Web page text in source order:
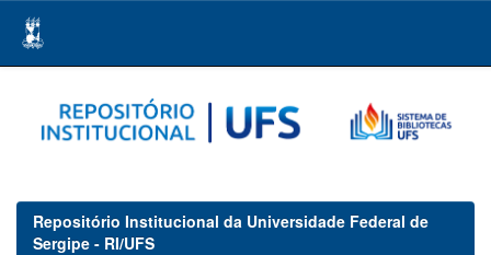
navigation
Repositório Institucional da Universidade Federal de
Sergipe - RI/UFS